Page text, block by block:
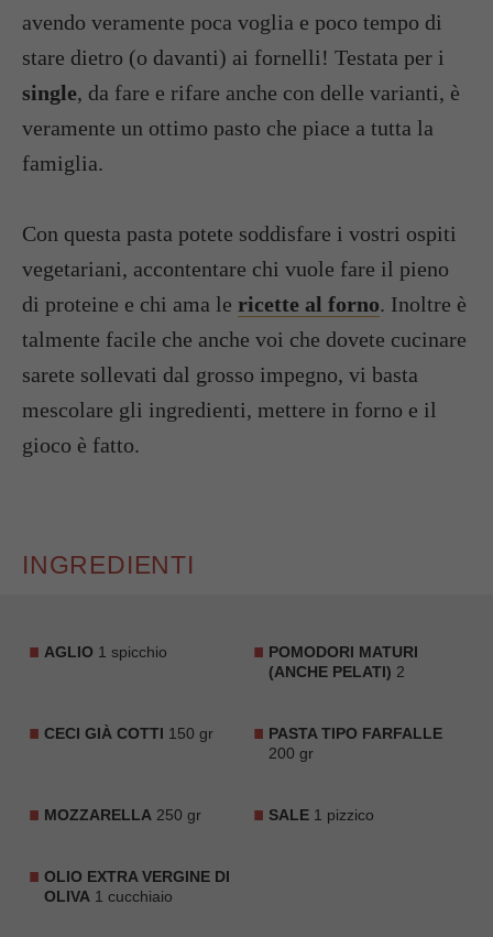
avendo veramente poca voglia e poco tempo di
stare dietro (o davanti) ai fornelli! Testata per i
single, da fare e rifare anche con delle varianti, è
veramente un ottimo pasto che piace a tutta la
famiglia.
Con questa pasta potete soddisfare i vostri ospiti
vegetariani, accontentare chi vuole fare il pieno
di proteine e chi ama le ricette al forno. Inoltre è
talmente facile che anche voi che dovete cucinare
sarete sollevati dal grosso impegno, vi basta
mescolare gli ingredienti, mettere in forno e il
gioco è fatto.
INGREDIENTI
AGLIO 1 spicchio
POMODORI MATURI
(ANCHE PELATI) 2
CECI GIÀ COTTI 150 gr
PASTA TIPO FARFALLE
200 gr
MOZZARELLA 250 gr SALE 1 pizzico
OLIO EXTRA VERGINE DI
OLIVA 1 cucchiaio